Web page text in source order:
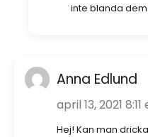
inte blanda dem.
Anna Edlund
april 13, 2021 8:11
Hej! Kan man